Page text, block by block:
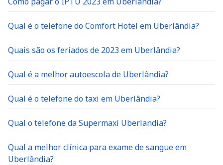
Qual é o telefone do Comfort Hotel em Uberlândia?
Quais são os feriados de 2023 em Uberlândia?
Qual é a melhor autoescola de Uberlândia?
Qual é o telefone do taxi em Uberlândia?
Qual o telefone da Supermaxi Uberlandia?
Qual a melhor clínica para exame de sangue em
Uberlândia?